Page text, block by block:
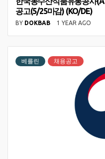
공고(5/25마감) (KO/DE)
BY DOKBAB 1 YEAR AGO
베를린 채용공고